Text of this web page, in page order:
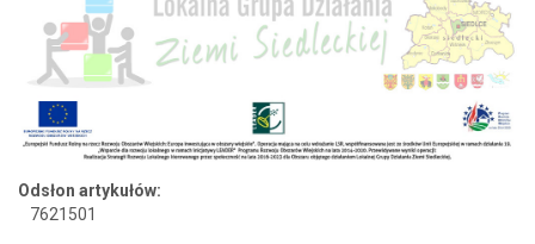
Odsłon artykułów:
7621501